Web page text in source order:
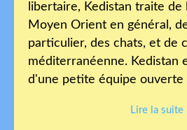
libertaire, Kedistan traite de
Moyen Orient en général,
particulier, des chats, et de
méditerranéenne. Kedistan
d'une petite équipe ouverte
Lire la suite